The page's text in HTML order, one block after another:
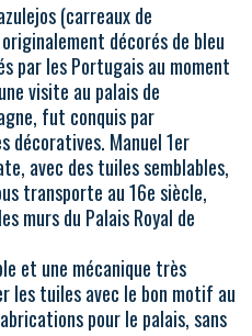
(carreaux de
décorés de bleu
par les Portugais au moment
visite au palais de
fut conquis par
décoratives. Manuel 1er
avec des tuiles semblables,
transporte au 16e siècle,
murs du Palais Royal de
et une mécanique très
les tuiles avec le bon motif au
pour le palais, sans